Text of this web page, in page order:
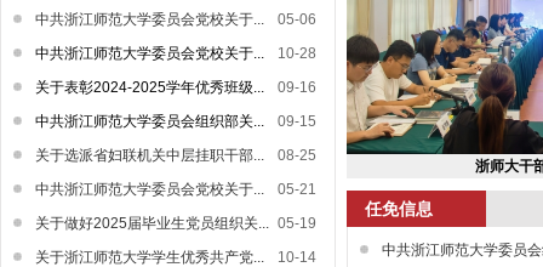
中共浙江师范大学委员会党校关于...
05-06
中共浙江师范大学委员会党校关于...
10-28
关于表彰2024-2025学年优秀班级...
09-16
中共浙江师范大学委员会组织部关...
09-15
关于选派省妇联机关中层挂职干部...
08-25
中共浙江师范大学委员会党校关于...
05-21
关于做好2025届毕业生党员组织关... 05-19
关于浙江师范大学学生优秀共产党...
10-14
浙师大干
任免信息
中共浙江师范大学委员